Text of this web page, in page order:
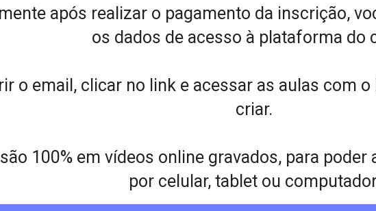
após realizar o pagamento da inscrição,
os dados de acesso à plataforma do
o email, clicar no link e acessar as aulas com
criar.
100% em vídeos online gravados, para
por celular, tablet ou